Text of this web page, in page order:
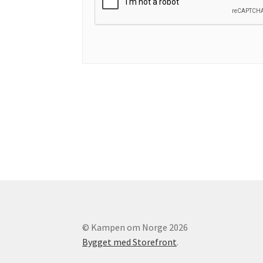
© Kampen om Norge 2026
Bygget med Storefront.